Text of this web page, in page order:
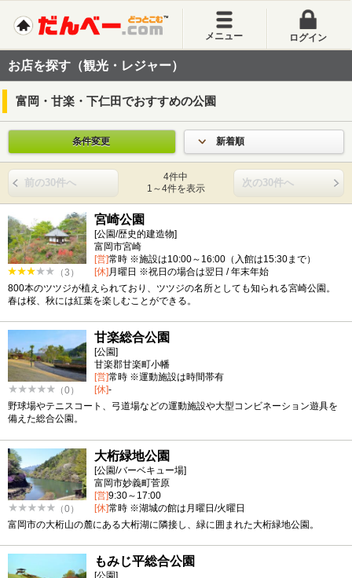
メニュー ログイン
お店を探す（観光・レジャー）
富岡・甘楽・下仁田でおすすめの公園
条件変更 新着順
前の30件へ
4件中
1～4件を表示
次の30件へ
（3）
宮崎公園
[公園/歴史的建造物]
富岡市宮崎
[営]常時 ※施設は10:00～16:00（入館は15:30まで）
[休]月曜日 ※祝日の場合は翌日 / 年末年始
800本のツツジが植えられており、ツツジの名所としても知られる宮崎公園。
春は桜、秋には紅葉を楽しむことができる。
（0）
甘楽総合公園
[公園]
甘楽郡甘楽町小幡
[営]常時 ※運動施設は時間帯有
[休]-
野球場やテニスコート、弓道場などの運動施設や大型コンビネーション遊具を
備えた総合公園。
（0）
大桁緑地公園
[公園/バーベキュー場]
富岡市妙義町菅原
[営]9:30～17:00
[休]常時 ※湖城の館は月曜日/火曜日
富岡市の大桁山の麓にある大桁湖に隣接し、緑に囲まれた大桁緑地公園。
もみじ平総合公園
[公園]